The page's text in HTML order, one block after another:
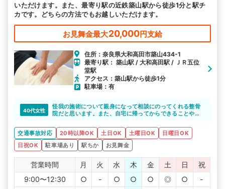
いただけます。また、最寄り駅の近鉄築山駅から徒歩1分と駅チ
カです。どちらの方法でもお越しいただけます。
お見舞金最大20,000円支給
住所：奈良県大和高田市築山434-1
最寄り駅： 築山駅 / 大和高田駅 / ＪＲ五位
堂駅
アクセス：築山駅から徒歩1分
駐車場：有
40代女性
怪我の施術について親身になって相談にのってくれる整骨
院だと思います。また、自宅に帰ってからできることや、
ね。病院や整形外科と整骨院の併用についても丁寧に説明
してくれるのも嬉しいです。
交通事故対応 20時以降OK 土日OK 土曜日OK
日曜日OK
日祝OK
駐車場あり 駅ちか お見舞金
営業時間 月 火 水 木 金 土 日
祝
9:00〜12:30
○ - ○ ○ ○ ◎ ○
-